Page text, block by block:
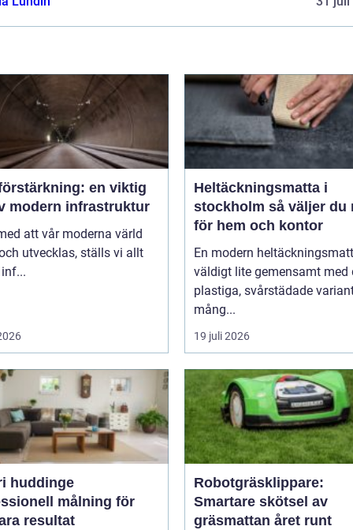
en viktig
modern infrastruktur
att vår moderna värld
utvecklas, ställs vi allt
Heltäckningsmatta i
stockholm så väljer du rätt
för hem och kontor
En modern
väldigt lite gemensamt med
plastiga, svårstädade
mång...
19 juli 2026
huddinge
målning för
resultat
Robotgräsklippare:
Smartare skötsel av
gräsmattan året runt